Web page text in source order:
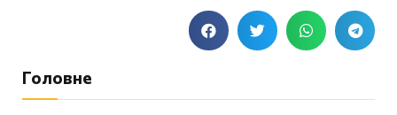
Головне